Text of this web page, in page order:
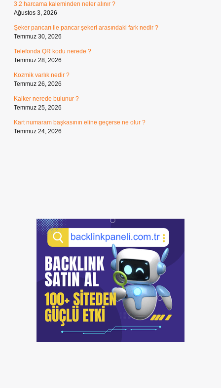
3.2 harcama kaleminden neler alınır ?
Ağustos 3, 2026
Şeker pancarı ile pancar şekeri arasındaki fark nedir ?
Temmuz 30, 2026
Telefonda QR kodu nerede ?
Temmuz 28, 2026
Kozmik varlık nedir ?
Temmuz 26, 2026
Kalker nerede bulunur ?
Temmuz 25, 2026
Kart numaram başkasının eline geçerse ne olur ?
Temmuz 24, 2026